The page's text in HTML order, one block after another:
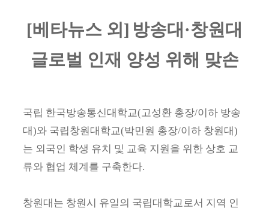
[베타뉴스 외] 방송대·창원대
글로벌 인재 양성 위해 맞손
국립 한국방송통신대학교(고성환 총장/이하 방송
대)와 국립창원대학교(박민원 총장/이하 창원대)
는 외국인 학생 유치 및 교육 지원을 위한 상호 교
류와 협업 체계를 구축한다.
창원대는 창원시 유일의 국립대학교로서 지역 인